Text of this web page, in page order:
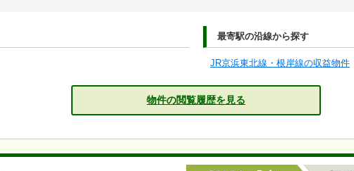
最寄駅の沿線から探す
JR京浜東北線・根岸線の収益物件
物件の閲覧履歴を見る